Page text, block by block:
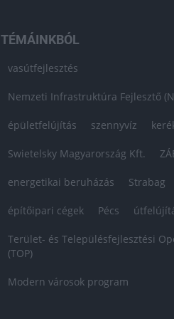
TÉMÁINKBÓL
vasútfejlesztés
Nemzeti Infrastruktúra Fejlesztő
épületfelújítás szennyvíz
Swietelsky Magyarország Kft.
energetikai beruházás Strabag
építőipari cégek Pécs
Terület- és Településfejlesztési
(TOP)
Modern városok program